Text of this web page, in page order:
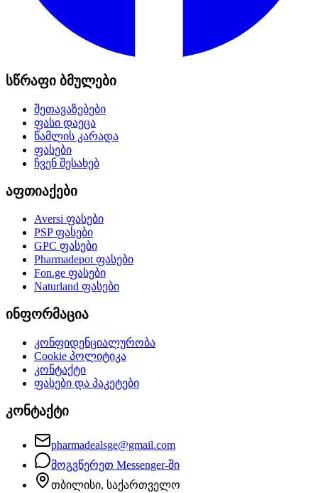
სწრაფი ბმულები
შეთავაზებები
ფასი დაეცა
წამლის კარადა
ფასები
ჩვენ შესახებ
აფთიაქები
Aversi ფასები
PSPფასები
GPC ფასები
Pharmadepotფასები
Fon.ge ფასები
Naturland ფასები
ინფორმაცია
კონფიდენციალურობა
Cookie პოლიტიკა
კონტაქტი
ფასები და პაკეტები
კონტაქტი
pharmadealsge@gmail.com
მოგვწერეთ Messenger-ში
თბილისი, საქართველო